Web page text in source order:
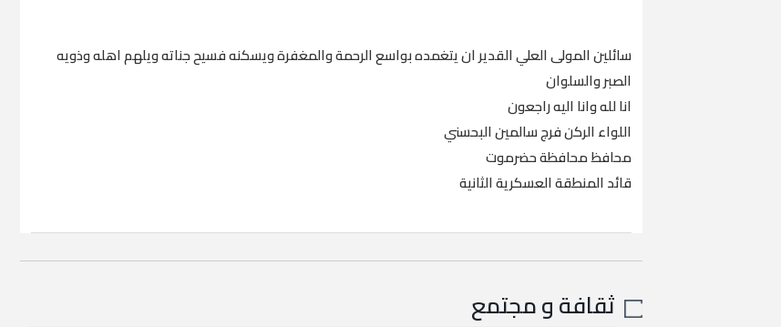
سائلين المولى العلي القدير ان يتغمده بواسع الرحمة والمغفرة ويسكنه فسيح جناته ويلهم اهله وذويه
الصبر والسلوان
انا لله وانا اليه راجعون
اللواء الركن فرج سالمين البحسني
محافظ محافظة حضرموت
قائد المنطقة العسكرية الثانية
ثقافة و مجتمع